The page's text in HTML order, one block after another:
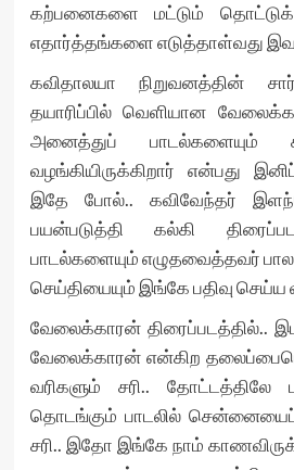
கற்பனைகளை மட்டும் தொட்டுக்
எதார்த்தங்களை எடுத்தாள்வது
கவிதாலயா நிறுவனத்தின்
தயாரிப்பில் வெளியான
அனைத்துப் பாடல்களையும்
வழங்கியிருக்கிறார் என்பது
இதே போல்.. கவிவேந்தர்
பயன்படுத்தி கல்கி
பாடல்களையும் எழுதவைத்தவர்
செய்தியையும் இங்கே பதிவு செய்ய
வேலைக்காரன் திரைப்படத்தில்..
வேலைக்காரன் என்கிற
வரிகளும் சரி.. தோட்டத்திலே
தொடங்கும் பாடலில் சென்னையைப்
சரி.. இதோ இங்கே நாம்